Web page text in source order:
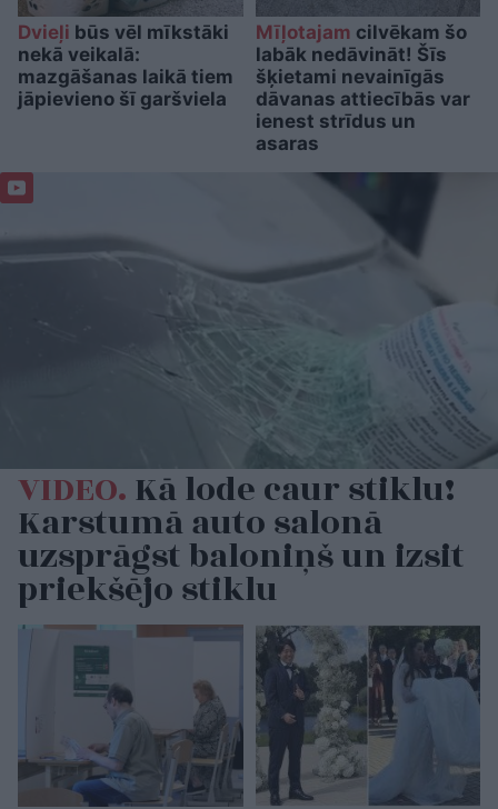
Dvieļi būs vēl mīkstāki
nekā veikalā:
mazgāšanas laikā tiem
jāpievieno šī garšviela
Mīļotajam cilvēkam šo
labāk nedāvināt! Šīs
šķietami nevainīgās
dāvanas attiecībās var
ienest strīdus un
asaras
VIDEO.Kā lode caur stiklu!
Karstumā auto salonā
uzsprāgst baloniņš un izsit
priekšējo stiklu